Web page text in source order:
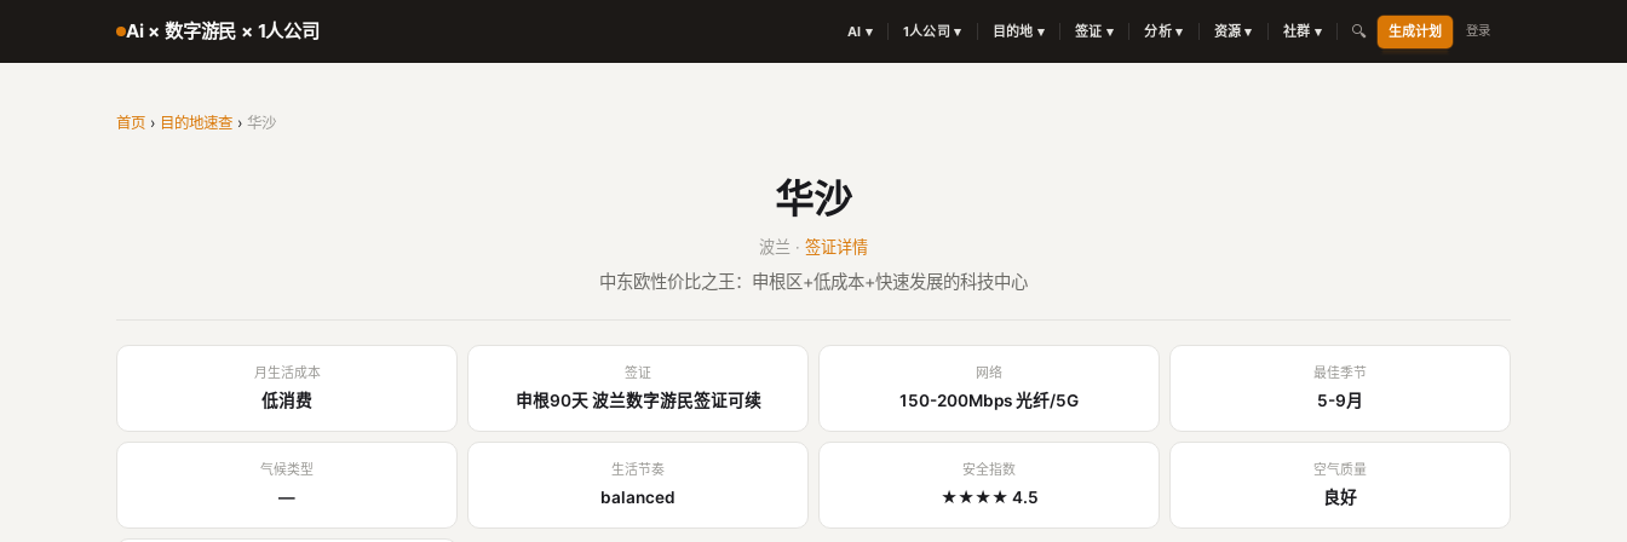
Ai × 数字游民 × 1人公司 AI ▾ 1人公司 ▾ 目的地 ▾ 签证 ▾ 分析 ▾ 资源 ▾ 社群 ▾ 🔍 生成计划 登录
首页 › 目的地速查 › 华沙
华沙
波兰 · 签证详情
中东欧性价比之王：申根区+低成本+快速发展的科技中心
月生活成本
低消费
签证
申根90天 波兰数字游民签证可续
网络
150-200Mbps 光纤/5G
最佳季节
5-9月
气候类型
—
生活节奏
balanced
安全指数
★★★★ 4.5
空气质量
良好